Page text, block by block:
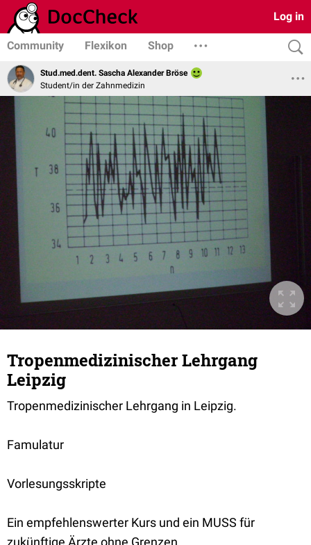
Log in
Community Flexikon Shop
Stud.med.dent. Sascha Alexander Bröse
Student/in der Zahnmedizin
Tropenmedizinischer Lehrgang
Leipzig
Tropenmedizinischer Lehrgang in Leipzig.
Famulatur
Vorlesungsskripte
Ein empfehlenswerter Kurs und ein MUSS für
zukünftige Ärzte ohne Grenzen